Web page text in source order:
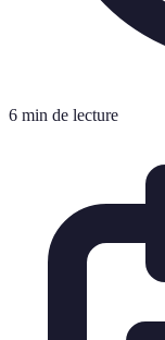
6 min de lecture